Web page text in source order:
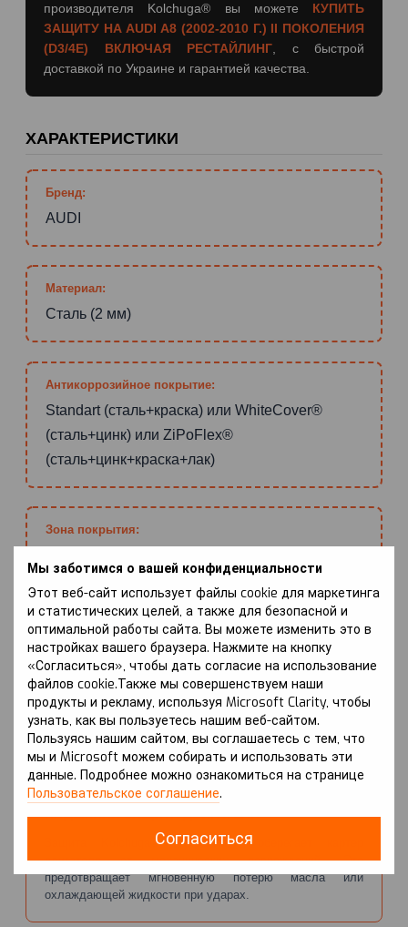
Мы заботимся о вашей конфиденциальности
Этот веб-сайт использует файлы cookie для маркетинга
и статистических целей, а также для безопасной и
оптимальной работы сайта. Вы можете изменить это в
настройках вашего браузера. Нажмите на кнопку
«Согласиться», чтобы дать согласие на использование
файлов cookie.Также мы совершенствуем наши
продукты и рекламу, используя Microsoft Clarity, чтобы
узнать, как вы пользуетесь нашим веб-сайтом.
Пользуясь нашим сайтом, вы соглашаетесь с тем, что
мы и Microsoft можем собирать и использовать эти
данные. Подробнее можно ознакомиться на странице
Пользовательское соглашение.
Согласиться
производителя Kolchuga® вы можете КУПИТЬ
ЗАЩИТУ НА AUDI A8 (2002-2010 Г.) II ПОКОЛЕНИЯ
(D3/4E) ВКЛЮЧАЯ РЕСТАЙЛИНГ , с быстрой
доставкой по Украине и гарантией качества.
ХАРАКТЕРИСТИКИ
Бренд:
AUDI
Материал:
Сталь (2 мм)
Антикоррозийное покрытие:
Standart (сталь+краска) или WhiteCover®
(сталь+цинк) или ZiPoFlex®
(сталь+цинк+краска+лак)
Зона покрытия:
Тип/объём двигателя:
3.0 (дизель) или Бензин, Кроме 3.0 (бензин)
или 4.2 (дизель)
ПРЕИМУЩЕСТВА
НАДЕЖНАЯ ЗАЩИТА ДВИГАТЕЛЯ
Защита Kolchuga® эффективно оберегает картер
двигателя от механических повреждений. Это
предотвращает мгновенную потерю масла или
охлаждающей жидкости при ударах.